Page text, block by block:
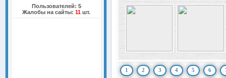
Пользователей: 5
Жалобы на сайты:11 шт.
1 2 3 4 5 6